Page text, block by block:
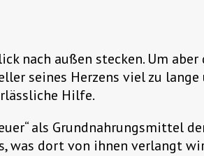
nach außen stecken. Um
seines Herzens viel zu
Hilfe.
als Grundnahrungsmittel
dort von ihnen verlangt